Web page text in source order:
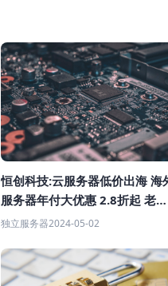
恒创科技:云服务器低价出海 海
服务器年付大优惠 2.8折起 老用
户续费更便宜
独立服务器2024-05-02